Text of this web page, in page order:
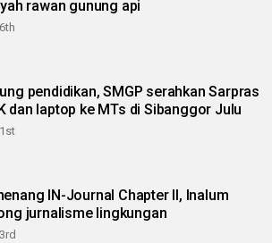
rawan gunung api
pendidikan, SMGP serahkan Sarpras
dan laptop ke MTs di Sibanggor Julu
IN-Journal Chapter II, Inalum
jurnalisme lingkungan